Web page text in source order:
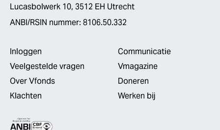
Lucasbolwerk 10, 3512 EH Utrecht
ANBI/RSIN nummer: 8106.50.332
Inloggen
Veelgestelde vragen
Over Vfonds
Klachten
Communicatie
Vmagazine
Doneren
Werken bij